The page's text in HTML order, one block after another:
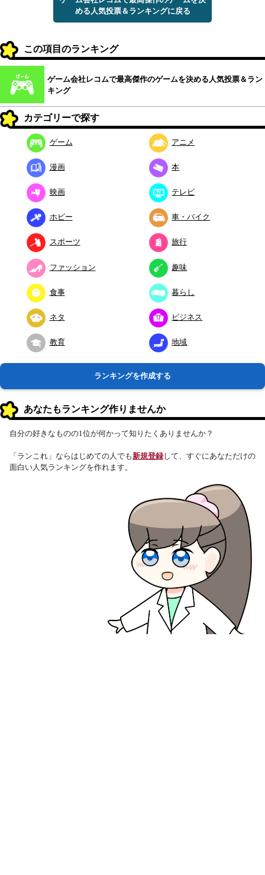
める人気投票＆ランキングに戻る
この項目のランキング
ゲーム会社レコムで最高傑作のゲームを決める人気投票＆ラン
キング
カテゴリーで探す
ゲーム アニメ
漫画 本
映画 テレビ
ホビー 車・バイク
スポーツ 旅行
ファッション 趣味
食事 暮らし
ネタ ビジネス
教育 地域
ランキングを作成する
あなたもランキング作りませんか
自分の好きなものの1位が何かって知りたくありませんか？
「ランこれ」ならはじめての人でも新規登録して、すぐにあなただけの
面白い人気ランキングを作れます。